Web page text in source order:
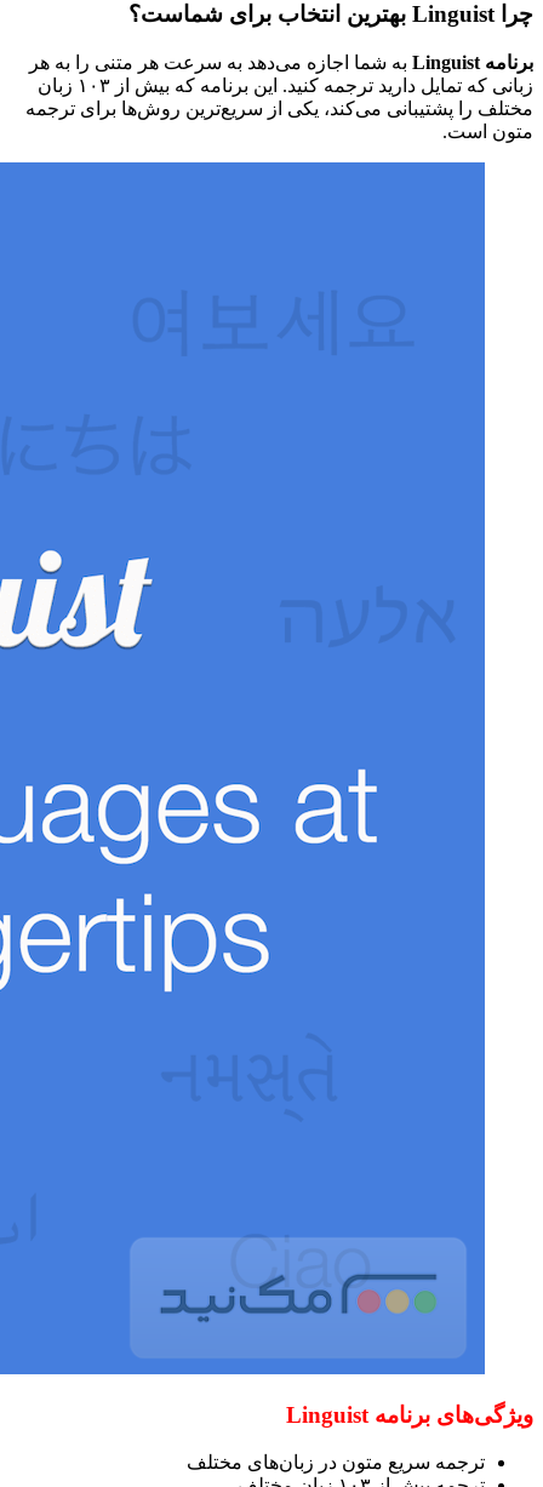
چرا Linguist بهترین انتخاب برای شماست؟
برنامه Linguist
به شما اجازه می‌دهد به سرعت هر متنی را به هر
زبانی که تمایل دارید ترجمه کنید. این برنامه که بیش از ۱۰۳ زبان
مختلف را پشتیبانی می‌کند، یکی از سریع‌ترین روش‌ها برای ترجمه
متون است.
ویژگی‌های برنامه Linguist
ترجمه سریع متون در زبان‌های مختلف